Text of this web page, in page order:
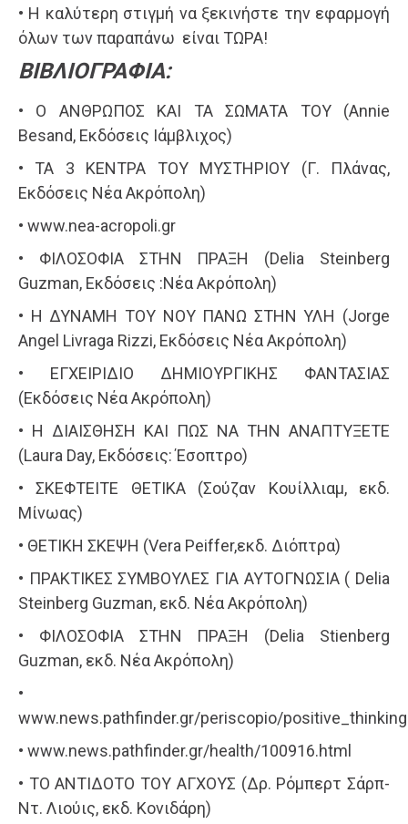
• Η καλύτερη στιγμή να ξεκινήστε την εφαρμογή
όλων των παραπάνω είναι ΤΩΡΑ!
ΒΙΒΛΙΟΓΡΑΦΙΑ:
• Ο ΑΝΘΡΩΠΟΣ ΚΑΙ ΤΑ ΣΩΜΑΤΑ ΤΟΥ (Αnnie
Besand, Εκδόσεις Ιάμβλιχος)
• ΤΑ 3 ΚΕΝΤΡΑ ΤΟΥ ΜΥΣΤΗΡΙΟΥ (Γ. Πλάνας,
Εκδόσεις Νέα Ακρόπολη)
• www.nea-acropoli.gr
• ΦΙΛΟΣΟΦΙΑ ΣΤΗΝ ΠΡΑΞΗ (Delia Steinberg
Guzman, Εκδόσεις :Νέα Ακρόπολη)
• Η ΔΥΝΑΜΗ ΤΟΥ ΝΟΥ ΠΑΝΩ ΣΤΗΝ ΥΛΗ (Jorge
Angel Livraga Rizzi, Εκδόσεις Νέα Ακρόπολη)
• ΕΓΧΕΙΡΙΔΙΟ ΔΗΜΙΟΥΡΓΙΚΗΣ ΦΑΝΤΑΣΙΑΣ
(Εκδόσεις Νέα Ακρόπολη)
• Η ΔΙΑΙΣΘΗΣΗ ΚΑΙ ΠΩΣ ΝΑ ΤΗΝ ΑΝΑΠΤΥΞΕΤΕ
(Laura Day, Εκδόσεις: Έσοπτρο)
• ΣΚΕΦΤΕΙΤΕ ΘΕΤΙΚΑ (Σούζαν Κουίλλιαμ, εκδ.
Μίνωας)
• ΘΕΤΙΚΗ ΣΚΕΨΗ (Vera Peiffer,εκδ. Διόπτρα)
• ΠΡΑΚΤΙΚΕΣ ΣΥΜΒΟΥΛΕΣ ΓΙΑ ΑΥΤΟΓΝΩΣΙΑ ( Delia
Steinberg Guzman, εκδ. Νέα Ακρόπολη)
• ΦΙΛΟΣΟΦΙΑ ΣΤΗΝ ΠΡΑΞΗ (Delia Stienberg
Guzman, εκδ. Νέα Ακρόπολη)
•
www.news.pathfinder.gr/periscopio/
• www.news.pathfinder.gr/health/100916.html
• ΤΟ ΑΝΤΙΔΟΤΟ ΤΟΥ ΑΓΧΟΥΣ (Δρ. Ρόμπερτ Σάρπ-
Ντ. Λιούις, εκδ. Κονιδάρη)